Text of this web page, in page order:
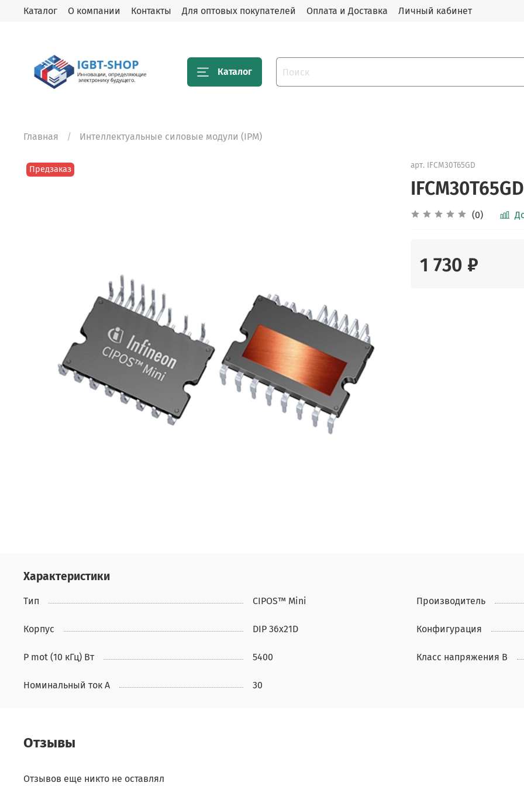
Каталог О компании Контакты Для оптовых покупателей Оплата и Доставка Личный кабинет
Каталог
Главная Интеллектуальные силовые модули (IPM)
Предзаказ арт. IFCM30T65GD
IFCM30T65GD
(0)
1 730 ₽
Характеристики
Тип CIPOS™ Mini Производитель
Корпус DIP 36x21D Конфигурация
P mot (10 кГц) Вт 5400 Класс напряжения В
Номинальный ток А 30
Отзывы
Отзывов еще никто не оставлял